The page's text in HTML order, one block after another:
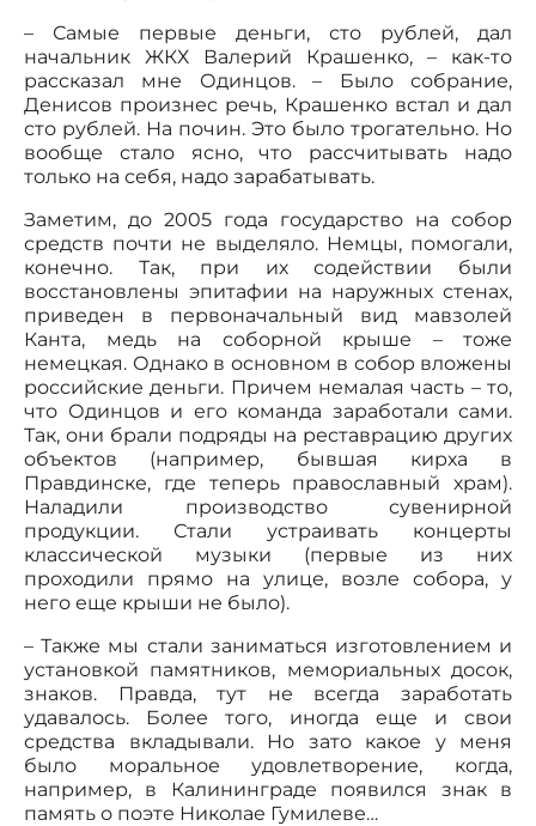
– Самые первые деньги, сто рублей, дал
начальник ЖКХ Валерий Крашенко, – как-то
рассказал мне Одинцов. – Было собрание,
Денисов произнес речь, Крашенко встал и дал
сто рублей. На почин. Это было трогательно. Но
вообще стало ясно, что рассчитывать надо
только на себя, надо зарабатывать.
Заметим, до 2005 года государство на собор
средств почти не выделяло. Немцы, помогали,
конечно. Так, при их содействии были
восстановлены эпитафии на наружных стенах,
приведен в первоначальный вид мавзолей
Канта, медь на соборной крыше – тоже
немецкая. Однако в основном в собор вложены
российские деньги. Причем немалая часть – то,
что Одинцов и его команда заработали сами.
Так, они брали подряды на реставрацию других
объектов (например, бывшая кирха в
Правдинске, где теперь православный храм).
Наладили производство сувенирной
продукции. Стали устраивать концерты
классической музыки (первые из них
проходили прямо на улице, возле собора, у
него еще крыши не было).
– Также мы стали заниматься изготовлением и
установкой памятников, мемориальных досок,
знаков. Правда, тут не всегда заработать
удавалось. Более того, иногда еще и свои
средства вкладывали. Но зато какое у меня
было моральное удовлетворение, когда,
например, в Калининграде появился знак в
память о поэте Николае Гумилеве…